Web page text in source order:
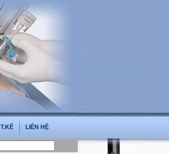
T.KÊ LIÊN HỆ